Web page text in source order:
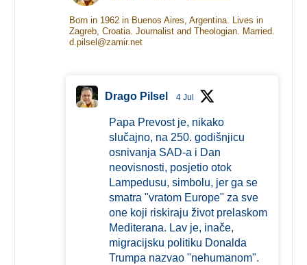
Born in 1962 in Buenos Aires, Argentina. Lives in
Zagreb, Croatia. Journalist and Theologian. Married.
d.pilsel@zamir.net
Drago Pilsel 4 Jul
Papa Prevost je, nikako
slučajno, na 250. godišnjicu
osnivanja SAD-a i Dan
neovisnosti, posjetio otok
Lampedusu, simbolu, jer ga se
smatra "vratom Europe" za sve
one koji riskiraju život prelaskom
Mediterana. Lav je, inače,
migracijsku politiku Donalda
Trumpa nazvao "nehumanom".